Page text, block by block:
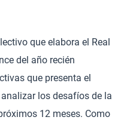
exterior española
que elabora el Real
del año recién
que presenta el
los desafíos de la
12 meses. Como